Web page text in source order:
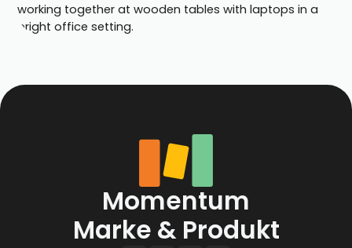
Momentum
Marke & Produkt